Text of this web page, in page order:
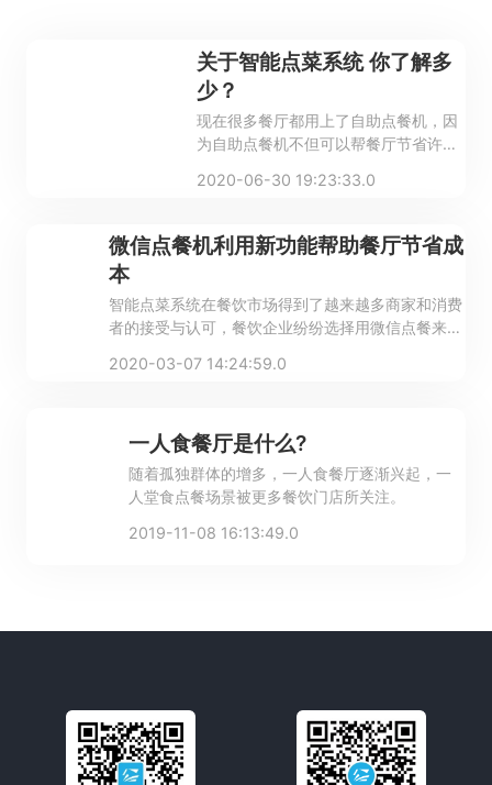
关于智能点菜系统 你了解多
少？
现在很多餐厅都用上了自助点餐机，因
为自助点餐机不但可以帮餐厅节省许多
所以备受大家青睐。
2020-06-30 19:23:33.0
微信点餐机利用新功能帮助餐厅节省成
本
智能点菜系统在餐饮市场得到了越来越多商家和消费
者的接受与认可，餐饮企业纷纷选择用微信点餐来吸
2020-03-07 14:24:59.0
一人食餐厅是什么?
随着孤独群体的增多，一人食餐厅逐渐兴起，一
人堂食点餐场景被更多餐饮门店所关注。
2019-11-08 16:13:49.0